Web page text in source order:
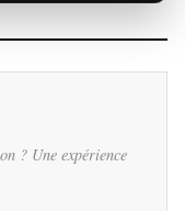
? Une expérience